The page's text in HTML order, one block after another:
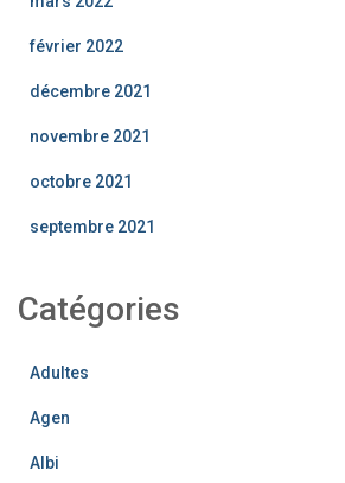
février 2022
décembre 2021
novembre 2021
octobre 2021
septembre 2021
Catégories
Adultes
Agen
Albi